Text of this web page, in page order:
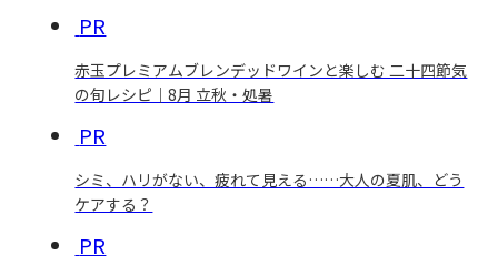
PR
赤玉プレミアムブレンデッドワインと楽しむ 二十四節気
の旬レシピ｜8月 立秋・処暑
PR
シミ、ハリがない、疲れて見える……大人の夏肌、どう
ケアする？
PR